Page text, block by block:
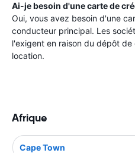
Ai-je besoin d'une carte de
Oui, vous avez besoin d'une
conducteur principal. Les
l'exigent en raison du dépôt
location.
Afrique
Cape Town